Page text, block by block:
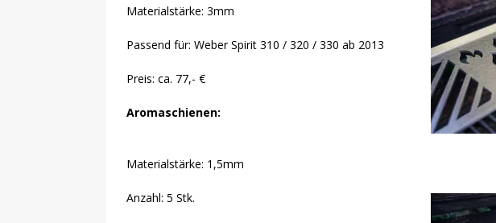
Materialstärke: 3mm
Passend für: Weber Spirit 310 / 320 / 330 ab 2013
Preis: ca. 77,- €
Aromaschienen:
Materialstärke: 1,5mm
Anzahl: 5 Stk.